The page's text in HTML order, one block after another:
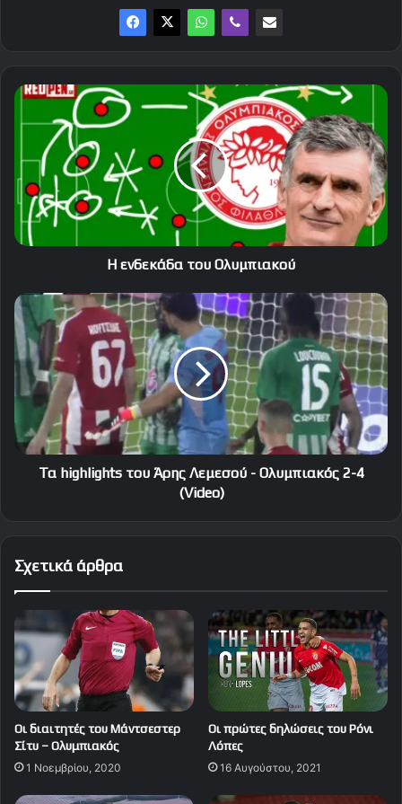
Η
Ολυμπιακού
Η ενδεκάδα του Ολυμπιακού
Τα
highlights
του
Άρης
Λεμεσού
-
Ολυμπιακός
2-
(Video)Τα highlights του Άρης Λεμεσού - Ολυμπιακός 2-4
(Video)
Σχετικά άρθρα
Οι διαιτητές του Μάντσεστερ
Σίτυ – Ολυμπιακός
1 Νοεμβρίου, 2020
Οι πρώτες δηλώσεις του Ρόνι
Λόπες
16 Αυγούστου, 2021